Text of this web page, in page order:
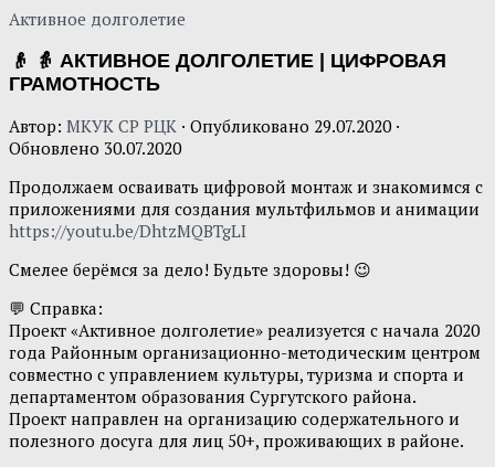
Активное долголетие
👴 👵 АКТИВНОЕ ДОЛГОЛЕТИЕ | ЦИФРОВАЯ
ГРАМОТНОСТЬ
Автор: МКУК СР РЦК · Опубликовано 29.07.2020·
Обновлено 30.07.2020
Продолжаем осваивать цифровой монтаж и знакомимся с
приложениями для создания мультфильмов и анимации
https://youtu.be/DhtzMQBTgLI
Смелее берёмся за дело! Будьте здоровы! 😉
💬 Справка:
Проект «Активное долголетие» реализуется с начала 2020
года Районным организационно-методическим центром
совместно с управлением культуры, туризма и спорта и
департаментом образования Сургутского района.
Проект направлен на организацию содержательного и
полезного досуга для лиц 50+, проживающих в районе.